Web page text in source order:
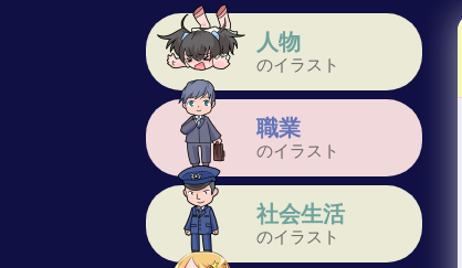
人物
のイラスト
職業
のイラスト
社会生活
のイラスト